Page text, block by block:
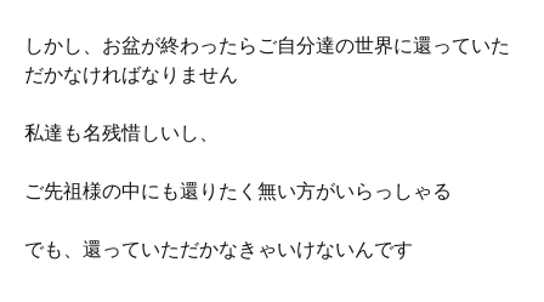
しかし、お盆が終わったらご自分達の世界に還っていた
だかなければなりません
私達も名残惜しいし、
ご先祖様の中にも還りたく無い方がいらっしゃる
でも、還っていただかなきゃいけないんです